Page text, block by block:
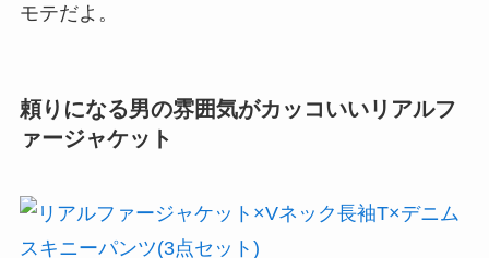
モテだよ。
頼りになる男の雰囲気がカッコいいリアルフ
ァージャケット